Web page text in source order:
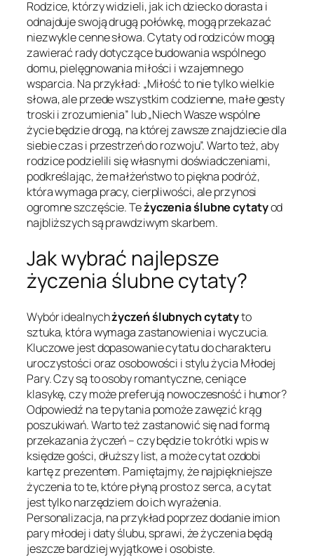
Rodzice, którzy widzieli, jak ich dziecko dorasta i
odnajduje swoją drugą połówkę, mogą przekazać
niezwykle cenne słowa. Cytaty od rodziców mogą
zawierać rady dotyczące budowania wspólnego
domu, pielęgnowania miłości i wzajemnego
wsparcia. Na przykład: „Miłość to nie tylko wielkie
słowa, ale przede wszystkim codzienne, małe gesty
troski i zrozumienia” lub „Niech Wasze wspólne
życie będzie drogą, na której zawsze znajdziecie dla
siebie czas i przestrzeń do rozwoju”. Warto też, aby
rodzice podzielili się własnymi doświadczeniami,
podkreślając, że małżeństwo to piękna podróż,
która wymaga pracy, cierpliwości, ale przynosi
ogromne szczęście. Teżyczenia ślubne cytatyod
najbliższych są prawdziwym skarbem.
Jak wybrać najlepsze
życzenia ślubne cytaty?
Wybór idealnychżyczeń ślubnych cytatyto
sztuka, która wymaga zastanowienia i wyczucia.
Kluczowe jest dopasowanie cytatu do charakteru
uroczystości oraz osobowości i stylu życia Młodej
Pary. Czy są to osoby romantyczne, ceniące
klasykę, czy może preferują nowoczesność i humor?
Odpowiedź na te pytania pomoże zawęzić krąg
poszukiwań. Warto też zastanowić się nad formą
przekazania życzeń – czy będzie to krótki wpis w
księdze gości, dłuższy list, a może cytat ozdobi
kartę z prezentem. Pamiętajmy, że najpiękniejsze
życzenia to te, które płyną prosto z serca, a cytat
jest tylko narzędziem do ich wyrażenia.
Personalizacja, na przykład poprzez dodanie imion
pary młodej i daty ślubu, sprawi, że życzenia będą
jeszcze bardziej wyjątkowe i osobiste.